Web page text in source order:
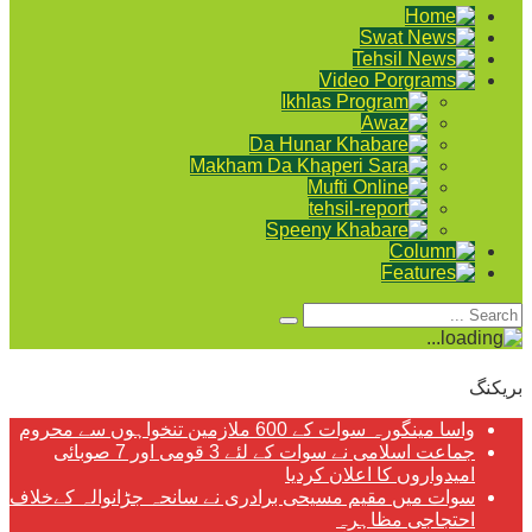
بریکنگ
واسا مینگورہ سوات کے 600 ملازمین تنخواہوں سے محروم
جماعت اسلامی نے سوات کے لئے 3 قومی اور 7 صوبائی
امیدواروں کا اعلان کردیا
سوات میں مقیم مسیحی برادری نے سانحہ جڑانوالہ کےخلاف
احتجاجی مظاہرہ